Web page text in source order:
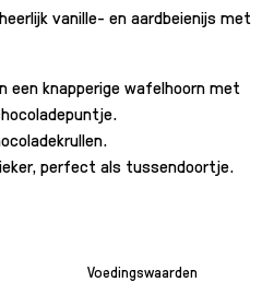
vanille- en aardbeienijs met
een knapperige wafelhoorn met
perfect als tussendoortje.
Voedingswaarden